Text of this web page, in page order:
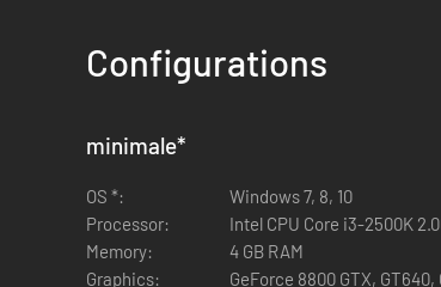
Configurations
minimale*
OS *:
Windows 7, 8, 10
Processor:
Intel CPU Core i3-2500K
Memory:
4 GB RAM
Graphics:
GeForce 8800 GTX,